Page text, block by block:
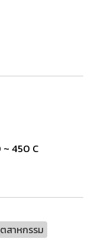
450 C
สาหกรรม